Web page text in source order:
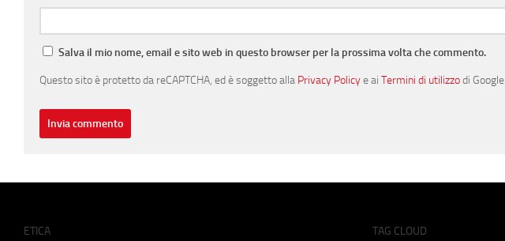
Salva il mio nome, email e sito web in questo browser per la prossima volta che commento.
Questo sito è protetto da reCAPTCHA, ed è soggetto alla Privacy Policye ai Termini di utilizzodi Google.
ETICA
TAG CLOUD